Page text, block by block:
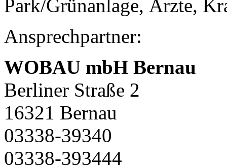
Park/Grünanlage, Ärzte,
Ansprechpartner:
WOBAU mbH Bernau
Berliner Straße 2
16321 Bernau
03338-39340
03338-393444